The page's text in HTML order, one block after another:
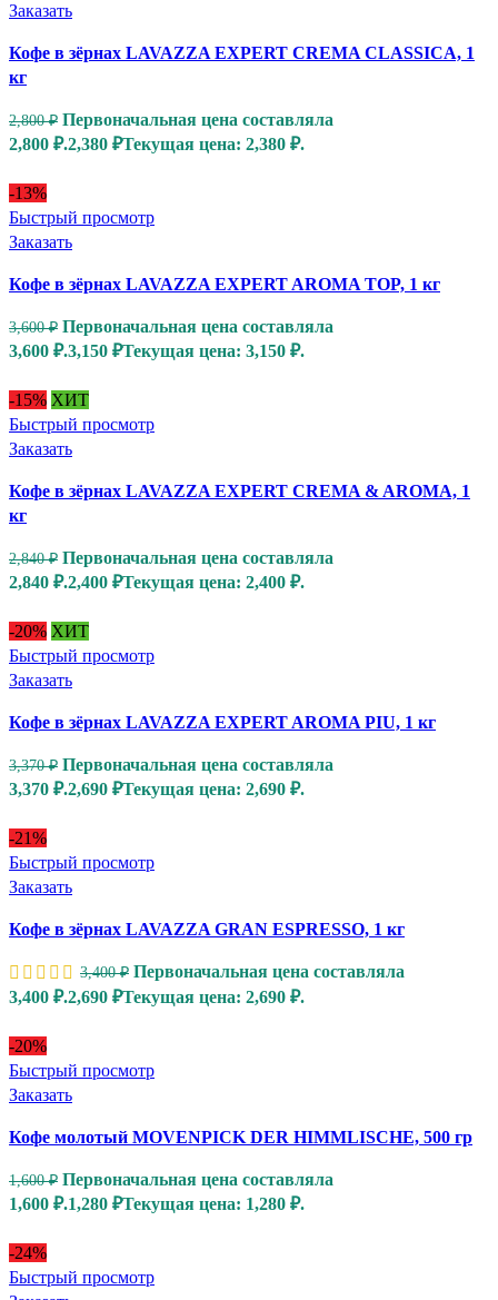
Заказать
Кофе в зёрнах LAVAZZA EXPERT CREMA CLASSICA, 1
кг
2,800₽ Первоначальная цена составляла
2,800 ₽.2,380 ₽Текущая цена: 2,380 ₽.
-13%
Быстрый просмотр
Заказать
Кофе в зёрнах LAVAZZA EXPERT AROMA TOP, 1 кг
3,600₽ Первоначальная цена составляла
3,600 ₽.3,150 ₽Текущая цена: 3,150 ₽.
-15% ХИТ
Быстрый просмотр
Заказать
Кофе в зёрнах LAVAZZA EXPERT CREMA & AROMA, 1
кг
2,840₽ Первоначальная цена составляла
2,840 ₽.2,400 ₽Текущая цена: 2,400 ₽.
-20% ХИТ
Быстрый просмотр
Заказать
Кофе в зёрнах LAVAZZA EXPERT AROMA PIU, 1 кг
3,370₽ Первоначальная цена составляла
3,370 ₽.2,690 ₽Текущая цена: 2,690 ₽.
-21%
Быстрый просмотр
Заказать
Кофе в зёрнах LAVAZZA GRAN ESPRESSO, 1 кг
3,400₽ Первоначальная цена составляла
3,400 ₽.2,690 ₽Текущая цена: 2,690 ₽.
-20%
Быстрый просмотр
Заказать
Кофе молотый MOVENPICK DER HIMMLISCHE, 500 гр
1,600₽ Первоначальная цена составляла
1,600 ₽.1,280 ₽Текущая цена: 1,280 ₽.
-24%
Быстрый просмотр